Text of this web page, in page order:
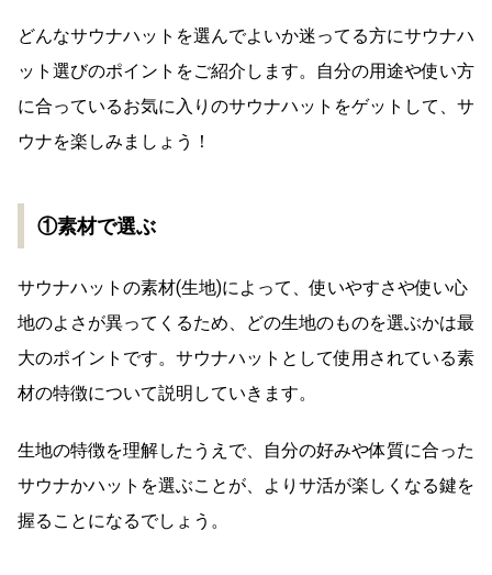
どんなサウナハットを選んでよいか迷ってる方にサウナハ
ット選びのポイントをご紹介します。自分の用途や使い方
に合っているお気に入りのサウナハットをゲットして、サ
ウナを楽しみましょう！
①素材で選ぶ
サウナハットの素材(生地)によって、使いやすさや使い心
地のよさが異ってくるため、どの生地のものを選ぶかは最
大のポイントです。サウナハットとして使用されている素
材の特徴について説明していきます。
生地の特徴を理解したうえで、自分の好みや体質に合った
サウナかハットを選ぶことが、よりサ活が楽しくなる鍵を
握ることになるでしょう。